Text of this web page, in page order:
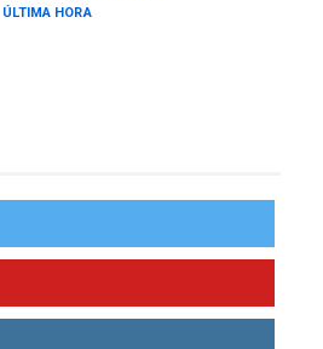
ÚLTIMA HORA
regional nos respaldaron
asegura Gustavo Duque